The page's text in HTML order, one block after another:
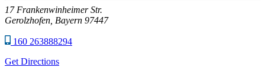
17 Frankenwinheimer Str.
Gerolzhofen, Bayern 97447
160 263888294
Get Directions